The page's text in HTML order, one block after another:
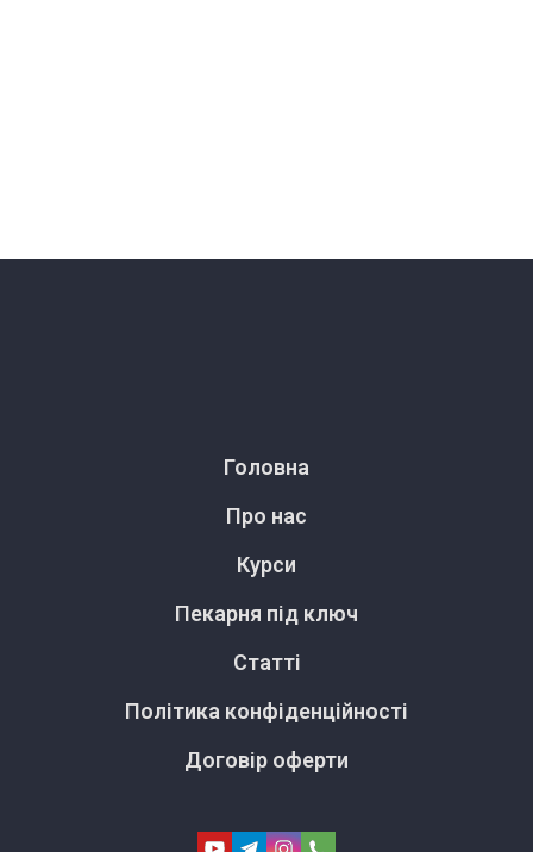
Головна
Про нас
Курси
Пекарня під ключ
Статті
Політика конфіденційності
Договір оферти